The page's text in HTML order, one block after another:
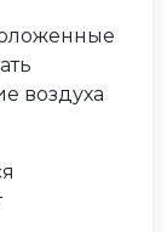
воздуха